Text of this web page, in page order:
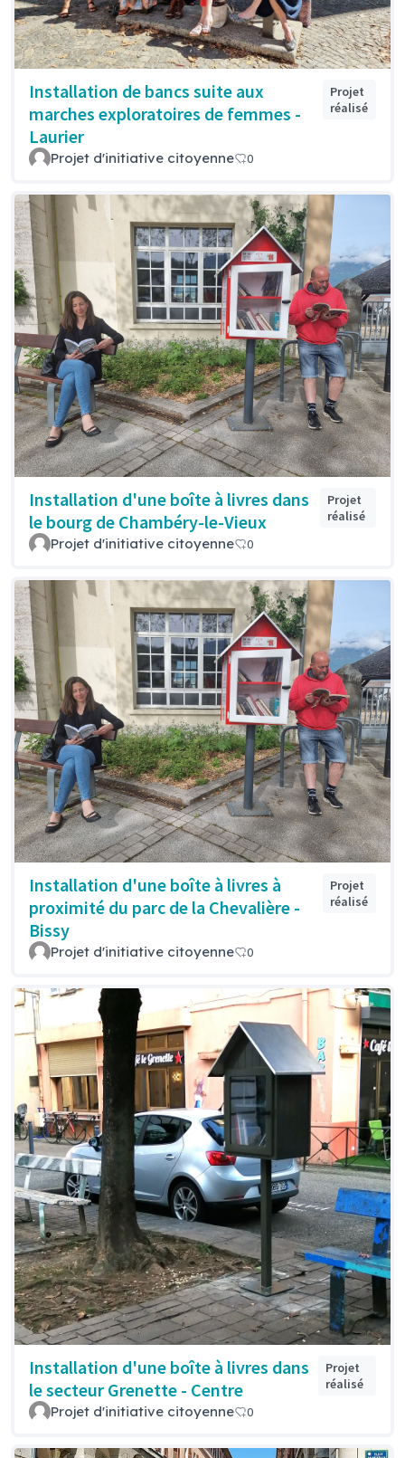
Installation de bancs suite aux
marches exploratoires de femmes -
Laurier
Projet
réalisé
Projet d'initiative citoyenne 0
Installation d'une boîte à livres dans
le bourg de Chambéry-le-Vieux
Projet
réalisé
Projet d'initiative citoyenne 0
Installation d'une boîte à livres à
proximité du parc de la Chevalière -
Bissy
Projet
réalisé
Projet d'initiative citoyenne 0
Installation d'une boîte à livres dans
le secteur Grenette - Centre
Projet
réalisé
Projet d'initiative citoyenne 0